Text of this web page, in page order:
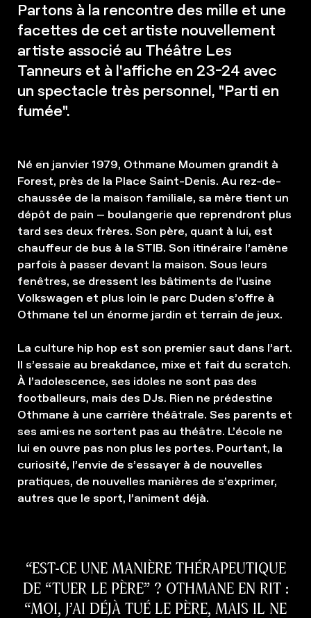
Partons à la rencontre des mille et une
facettes de cet artiste nouvellement
artiste associé au Théâtre Les
Tanneurs et à l'affiche en 23-24 avec
un spectacle très personnel, "Parti en
fumée".
Né en janvier 1979, Othmane Moumen grandit à
Forest, près de la Place Saint-Denis. Au rez-de-
chaussée de la maison familiale, sa mère tient un
dépôt de pain – boulangerie que reprendront plus
tard ses deux frères. Son père, quant à lui, est
chauffeur de bus à la STIB. Son itinéraire l’amène
parfois à passer devant la maison. Sous leurs
fenêtres, se dressent les bâtiments de l’usine
Volkswagen et plus loin le parc Duden s’offre à
Othmane tel un énorme jardin et terrain de jeux.
La culture hip hop est son premier saut dans l’art.
Il s’essaie au breakdance, mixe et fait du scratch.
À l’adolescence, ses idoles ne sont pas des
footballeurs, mais des DJs. Rien ne prédestine
Othmane à une carrière théâtrale. Ses parents et
ses ami·es ne sortent pas au théâtre. L’école ne
lui en ouvre pas non plus les portes. Pourtant, la
curiosité, l’envie de s’essayer à de nouvelles
pratiques, de nouvelles manières de s’exprimer,
autres que le sport, l’animent déjà.
EST-CE UNE MANIÈRE THÉRAPEUTIQUE
DE “TUER LE PÈRE” ? OTHMANE EN RIT :
“MOI, J’AI DÉJÀ TUÉ LE PÈRE, MAIS IL NE